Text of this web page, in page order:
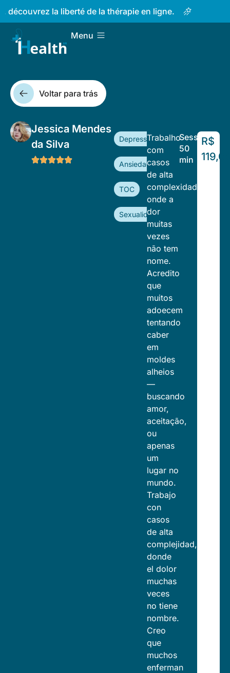
Prendre soin de votre esprit
Menu
Voltar para trás
Jessica Mendes
da Silva
Depressão
Ansiedade
TOC
Sexualidade
Trabalho
com
casos
de alta
complexidade,
onde a
dor
muitas
vezes
não tem
nome.
Acredito
que
muitos
adoecem
tentando
caber
em
moldes
alheios
—
buscando
amor,
aceitação,
ou
apenas
um
lugar no
mundo.
Trabajo
con
casos
de alta
complejidad,
donde
el dolor
muchas
veces
no tiene
nombre.
Creo
que
muchos
enferman
Sessão
50
min
R$